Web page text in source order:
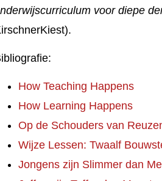
voor diepe
How Teaching Happens
How Learning Happens
Op de Schouders van
Wijze Lessen: Twaalf
Jongens zijn Slimmer dan